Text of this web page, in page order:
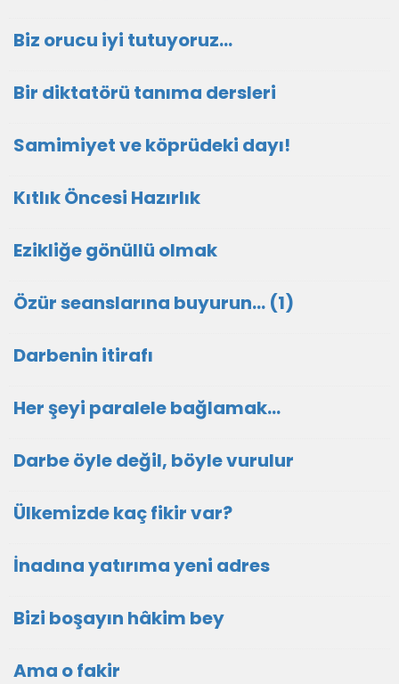
Biz orucu iyi tutuyoruz…
Bir diktatörü tanıma dersleri
Samimiyet ve köprüdeki dayı!
Kıtlık Öncesi Hazırlık
Ezikliğe gönüllü olmak
Özür seanslarına buyurun… (1)
Darbenin itirafı
Her şeyi paralele bağlamak…
Darbe öyle değil, böyle vurulur
Ülkemizde kaç fikir var?
İnadına yatırıma yeni adres
Bizi boşayın hâkim bey
Ama o fakir